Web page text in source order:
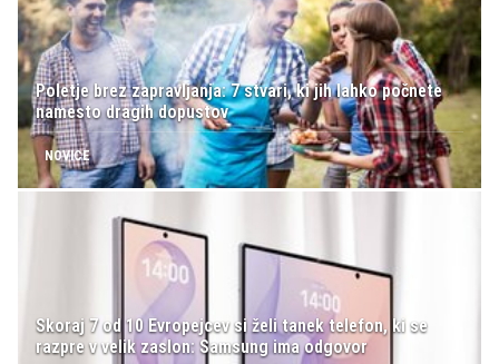
Poletje brez zapravljanja: 7 stvari, ki jih lahko počnete
namesto dragih dopustov
NOVICE
Skoraj 7 od 10 Evropejcev si želi tanek telefon, ki se
razpre v velik zaslon: Samsung ima odgovor